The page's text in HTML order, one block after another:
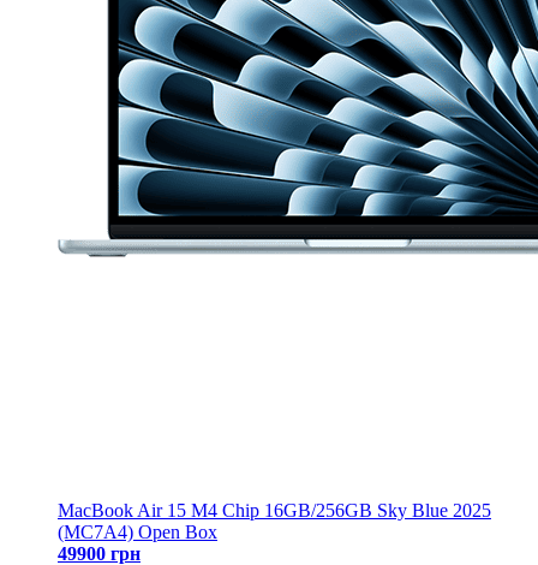
MacBook Air 15 M4 Chip 16GB/256GB Sky Blue 2025
(MC7A4) Open Box
49900 грн